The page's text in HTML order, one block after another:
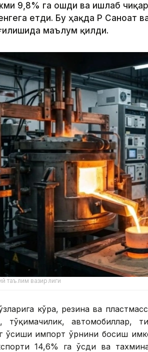
9,8% га ошди ва ишлаб
етди. Бу ҳақда ҚР Саноат
маълум қилди.
таълим вазирлиги
кўра, резина ва
тўқимачилик, автомобиллар,
ўсиши импорт ўрнини босиш
14,6% га ўсди ва